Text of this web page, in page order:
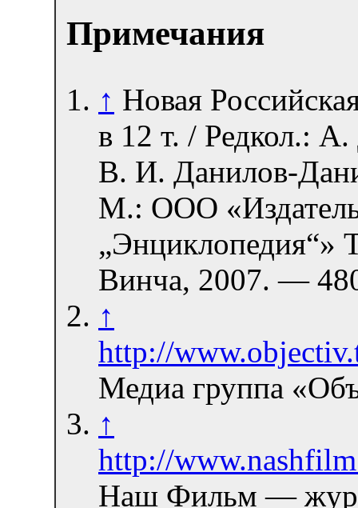
Примечания
↑ Новая
в 12 т. / Редкол.:
В. И. Данилов-
М.: ООО
„Энциклопедия“»
Винча, 2007. —
↑
http://
Медиа группа
↑
http://
Наш Фильм —